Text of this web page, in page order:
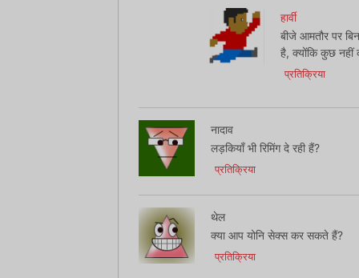
हार्वी
बीजे आमतौर पर
है, क्योंकि कुछ नहीं
प्रतिक्रिया
नादाव
लड़कियाँ भी रिमिंग दे रही हैं?
प्रतिक्रिया
थेल
क्या आप योनि सेक्स कर सकते हैं?
प्रतिक्रिया